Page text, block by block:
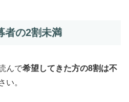
者の2割未満
んで希望してきた方の8割は不
い。